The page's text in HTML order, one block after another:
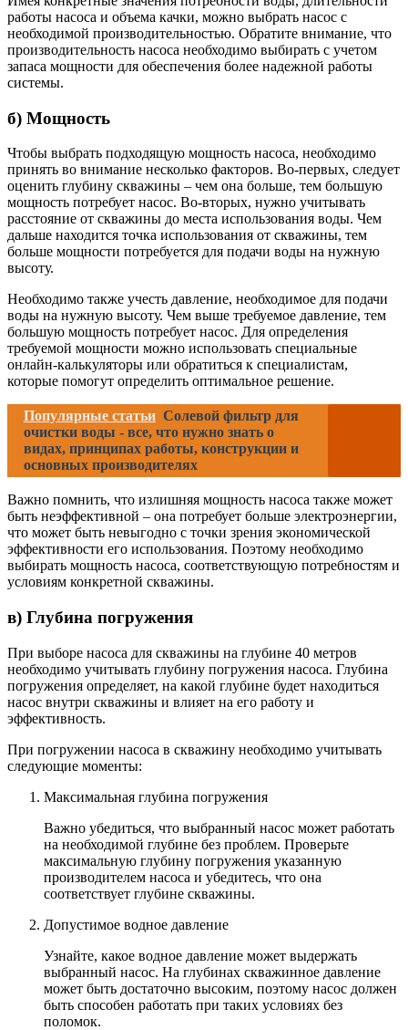
работы насоса и объема качки, можно выбрать насос с
необходимой производительностью. Обратите внимание, что
производительность насоса необходимо выбирать с учетом
запаса мощности для обеспечения более надежной работы
системы.
б) Мощность
Чтобы выбрать подходящую мощность насоса, необходимо
принять во внимание несколько факторов. Во-первых, следует
оценить глубину скважины – чем она больше, тем большую
мощность потребует насос. Во-вторых, нужно учитывать
расстояние от скважины до места использования воды. Чем
дальше находится точка использования от скважины, тем
больше мощности потребуется для подачи воды на нужную
высоту.
Необходимо также учесть давление, необходимое для подачи
воды на нужную высоту. Чем выше требуемое давление, тем
большую мощность потребует насос. Для определения
требуемой мощности можно использовать специальные
онлайн-калькуляторы или обратиться к специалистам,
которые помогут определить оптимальное решение.
Популярные статьи Солевой фильтр для
очистки воды - все, что нужно знать о
видах, принципах работы, конструкции и
основных производителях
Важно помнить, что излишняя мощность насоса также может
быть неэффективной – она потребует больше электроэнергии,
что может быть невыгодно с точки зрения экономической
эффективности его использования. Поэтому необходимо
выбирать мощность насоса, соответствующую потребностям и
условиям конкретной скважины.
в) Глубина погружения
При выборе насоса для скважины на глубине 40 метров
необходимо учитывать глубину погружения насоса. Глубина
погружения определяет, на какой глубине будет находиться
насос внутри скважины и влияет на его работу и
эффективность.
При погружении насоса в скважину необходимо учитывать
следующие моменты:
Максимальная глубина погружения
Важно убедиться, что выбранный насос может работать
на необходимой глубине без проблем. Проверьте
максимальную глубину погружения указанную
производителем насоса и убедитесь, что она
соответствует глубине скважины.
Допустимое водное давление
Узнайте, какое водное давление может выдержать
выбранный насос. На глубинах скважинное давление
может быть достаточно высоким, поэтому насос должен
быть способен работать при таких условиях без
поломок.